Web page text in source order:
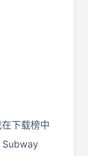
下载榜中
Subway